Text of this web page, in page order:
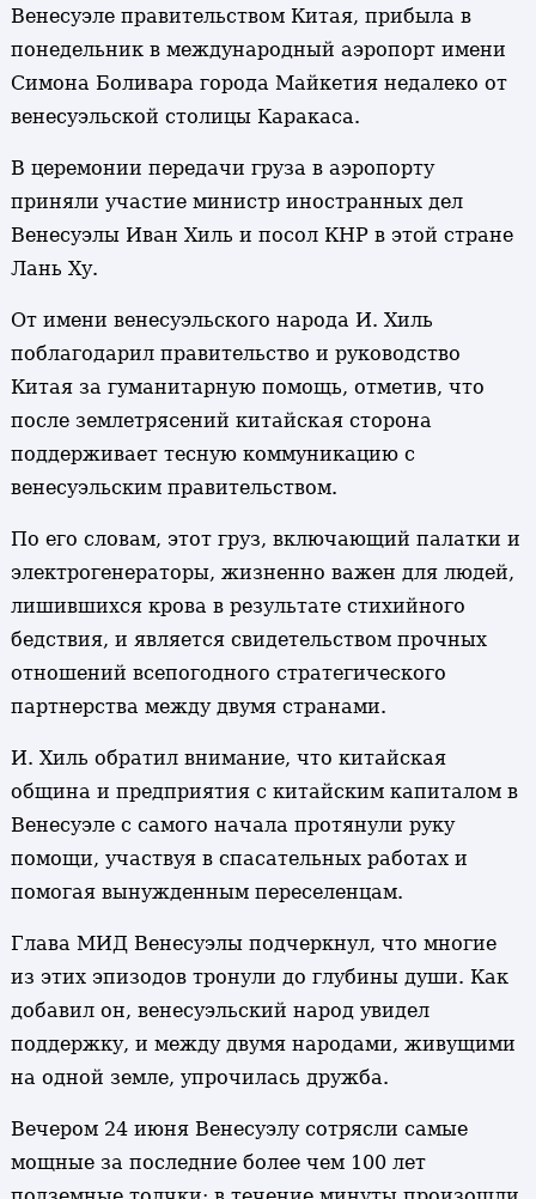
Венесуэле правительством Китая, прибыла в
понедельник в международный аэропорт имени
Симона Боливара города Майкетия недалеко от
венесуэльской столицы Каракаса.
В церемонии передачи груза в аэропорту
приняли участие министр иностранных дел
Венесуэлы Иван Хиль и посол КНР в этой стране
Лань Ху.
От имени венесуэльского народа И. Хиль
поблагодарил правительство и руководство
Китая за гуманитарную помощь, отметив, что
после землетрясений китайская сторона
поддерживает тесную коммуникацию с
венесуэльским правительством.
По его словам, этот груз, включающий палатки и
электрогенераторы, жизненно важен для людей,
лишившихся крова в результате стихийного
бедствия, и является свидетельством прочных
отношений всепогодного стратегического
партнерства между двумя странами.
И. Хиль обратил внимание, что китайская
община и предприятия с китайским капиталом в
Венесуэле с самого начала протянули руку
помощи, участвуя в спасательных работах и
помогая вынужденным переселенцам.
Глава МИД Венесуэлы подчеркнул, что многие
из этих эпизодов тронули до глубины души. Как
добавил он, венесуэльский народ увидел
поддержку, и между двумя народами, живущими
на одной земле, упрочилась дружба.
Вечером 24 июня Венесуэлу сотрясли самые
мощные за последние более чем 100 лет